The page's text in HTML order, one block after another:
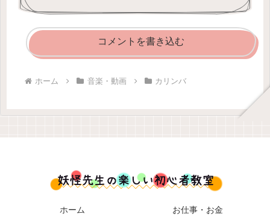
コメントを書き込む
ホーム 音楽・動画 カリンバ
ホーム お仕事・お金